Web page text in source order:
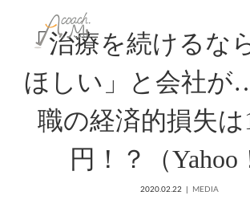
「治療を続けるな
ほしい」と会社が
職の経済的損失は
円！？（Yahoo
2020.02.22 MEDIA